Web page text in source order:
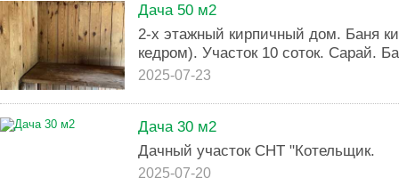
Дача 50 м2
2-х этажный кирпичный дом. Баня
кедром). Участок 10 соток. Сарай.
2025-07-23
Дача 30 м2
Дачный участок СНТ "Котельщик.
2025-07-20